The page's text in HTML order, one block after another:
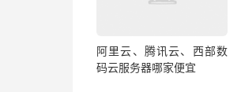
阿里云、腾讯云、西部数
码云服务器哪家便宜